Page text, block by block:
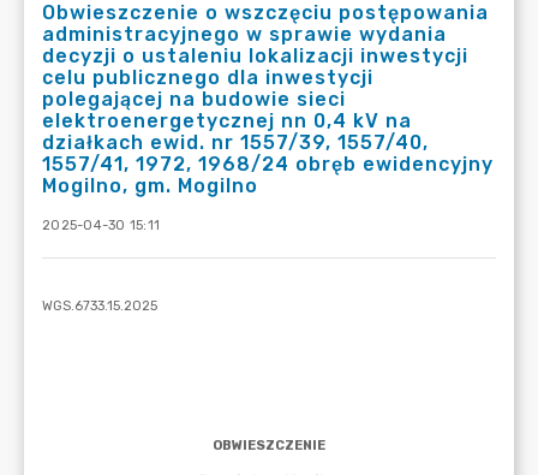
Obwieszczenie o wszczęciu postępowania
administracyjnego w sprawie wydania
decyzji o ustaleniu lokalizacji inwestycji
celu publicznego dla inwestycji
polegającej na budowie sieci
elektroenergetycznej nn 0,4 kV na
działkach ewid. nr 1557/39, 1557/40,
1557/41, 1972, 1968/24 obręb ewidencyjny
Mogilno, gm. Mogilno
2025-04-30 15:11